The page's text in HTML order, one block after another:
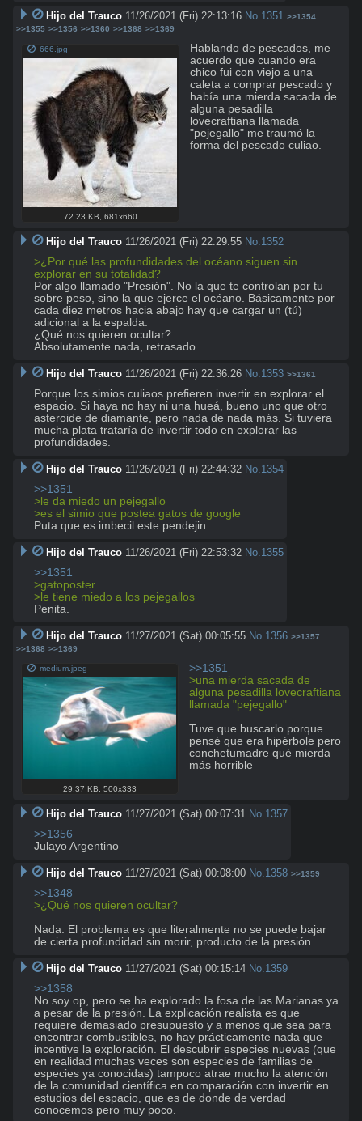
Hijo del Trauco 11/26/2021 (Fri) 22:13:16 No.1351 >>1354
>>1355 >>1356 >>1360 >>1368 >>1369
666.jpg
72.23 KB 681x660
Hablando de pescados, me
acuerdo que cuando era
chico fui con viejo a una
caleta a comprar pescado y
había una mierda sacada de
alguna pesadilla
lovecraftiana llamada
"pejegallo" me traumó la
forma del pescado culiao.
Hijo del Trauco 11/26/2021 (Fri) 22:29:55 No. 1352
>¿Por qué las profundidades del océano siguen sin
explorar en su totalidad?
Por algo llamado "Presión". No la que te controlan por tu
sobre peso, sino la que ejerce el océano. Básicamente por
cada diez metros hacia abajo hay que cargar un (tú)
adicional a la espalda.
¿Qué nos quieren ocultar?
Absolutamente nada, retrasado.
Hijo del Trauco 11/26/2021 (Fri) 22:36:26 No. 1353 >>1361
Porque los simios culiaos prefieren invertir en explorar el
espacio. Si haya no hay ni una hueá, bueno uno que otro
asteroide de diamante, pero nada de nada más. Si tuviera
mucha plata trataría de invertir todo en explorar las
profundidades.
Hijo del Trauco 11/26/2021 (Fri) 22:44:32 No. 1354
>>1351
>le da miedo un pejegallo
>es el simio que postea gatos de google
Puta que es imbecil este pendejin
Hijo del Trauco 11/26/2021 (Fri) 22:53:32 No. 1355
>>1351
>gatoposter
>le tiene miedo a los pejegallos
Penita.
Hijo del Trauco 11/27/2021 (Sat) 00:05:55 No. 1356 >>1357
>>1368 >>1369
medium.jpeg
29.37 KB ,500x333
>>1351
>una mierda sacada de
alguna pesadilla lovecraftiana
llamada "pejegallo"
Tuve que buscarlo porque
pensé que era hipérbole pero
conchetumadre qué mierda
más horrible
Hijo del Trauco 11/27/2021 (Sat) 00:07:31 No.1357
>>1356
Julayo Argentino
Hijo del Trauco 11/27/2021 (Sat) 00:08:00 No.1358 >>1359
>>1348
>¿Qué nos quieren ocultar?
Nada. El problema es que literalmente no se puede bajar
de cierta profundidad sin morir, producto de la presión.
Hijo del Trauco 11/27/2021 (Sat) 00:15:14 No.1359
>>1358
No soy op, pero se ha explorado la fosa de las Marianas ya
a pesar de la presión. La explicación realista es que
requiere demasiado presupuesto y a menos que sea para
encontrar combustibles, no hay prácticamente nada que
incentive la exploración. El descubrir especies nuevas (que
en realidad muchas veces son especies de familias de
especies ya conocidas) tampoco atrae mucho la atención
de la comunidad científica en comparación con invertir en
estudios del espacio, que es de donde de verdad
conocemos pero muy poco.